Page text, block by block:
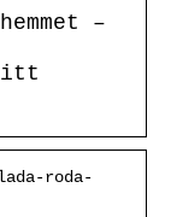
–
roda-